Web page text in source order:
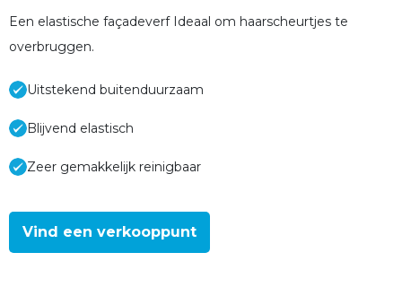
Een elastische façadeverf Ideaal om haarscheurtjes te
overbruggen.
Uitstekend buitenduurzaam
Blijvend elastisch
Zeer gemakkelijk reinigbaar
Vind een verkooppunt